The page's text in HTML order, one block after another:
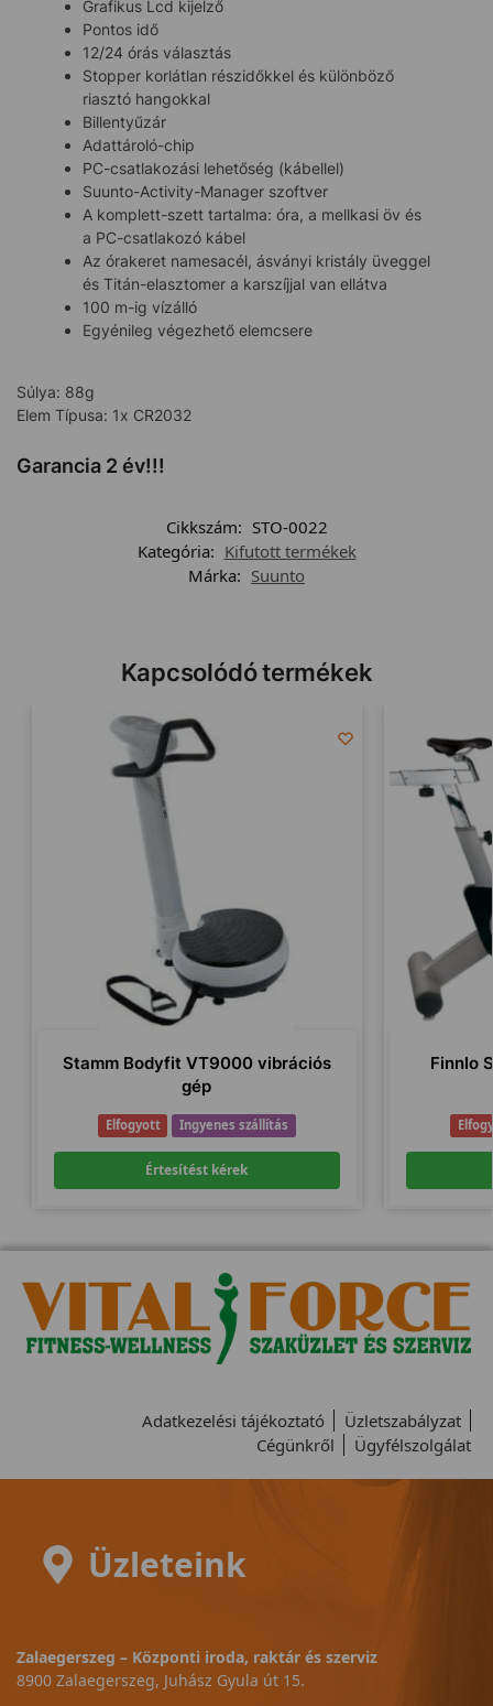
Grafikus Lcd kijelző
Pontos idő
12/24 órás választás
Stopper korlátlan részidőkkel és különböző
riasztó hangokkal
Billentyűzár
Adattároló-chip
PC-csatlakozási lehetőség (kábellel)
Suunto-Activity-Manager szoftver
A komplett-szett tartalma: óra, a mellkasi öv és
a PC-csatlakozó kábel
Az órakeret namesacél, ásványi kristály üveggel
és Titán-elasztomer a karszíjjal van ellátva
100 m-ig vízálló
Egyénileg végezhető elemcsere
Súlya: 88g
Elem Típusa: 1x CR2032
Garancia 2 év!!!
Cikkszám: STO-0022
Kategória: Kifutott termékek
Márka: Suunto
Kapcsolódó termékek
Stamm Bodyfit VT9000 vibrációs
gép
Elfogyott Ingyenes szállítás
Értesítést kérek
Finnlo
Adatkezelési tájékoztató
Üzletszabályzat
Cégünkről
Ügyfélszolgálat
Üzleteink
Zalaegerszeg – Központi iroda, raktár és szerviz
8900 Zalaegerszeg, Juhász Gyula út 15.